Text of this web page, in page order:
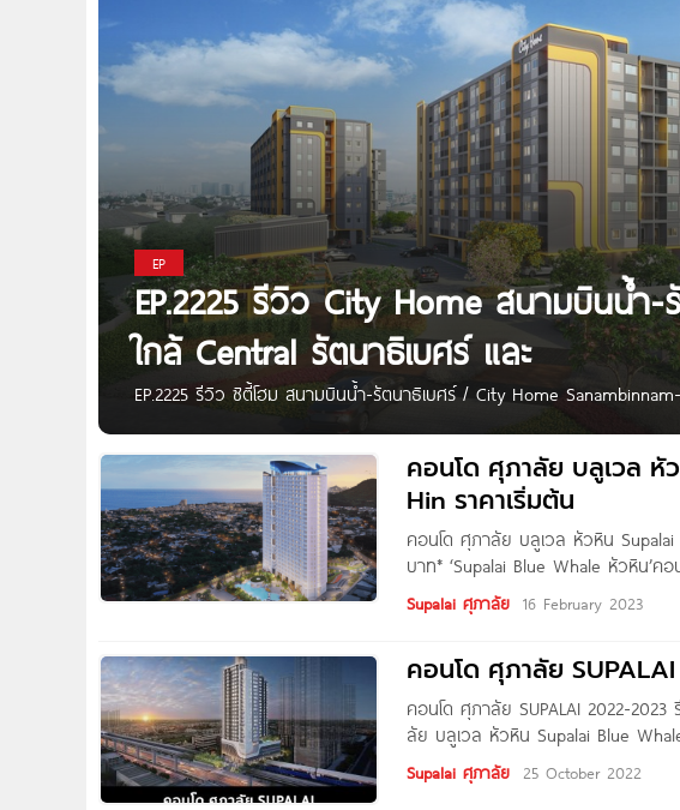
EP
EP.2225 รีวิว City Home สนามบินน้ำ-
ใกล้ Central รัตนาธิเบศร์ และ
EP.2225 รีวิว ซิตี้โฮม สนามบินน้ำ-รัตนาธิเบศร์ / City Home
รัตนาธิเบศร์ และ MRT แยกนนทบุรี 1 เริ่ม 1.09 ลบ.* UPDATE 2024!! สร้างเส
https://www.condonayoo.com/city-home-sanambinnam-
คอนโด ศุภาลัย บลูเวล หั
Hin ราคาเริ่มต้น
คอนโด ศุภาลัย บลูเวล หัวหิน
บาท* ‘Supalai Blue Whale หัวหิน’คอ
หัวหิน-ห้วยมงคล 23 ต.หัวหิน อ.หัวหิน
สู่ใจกลางเมืองได้ภายใน 5 นาที* อีกทั้
Supalai ศุภาลัย 16 February 2023
คอนโด ศุภาลัย
คอนโด ศุภาลัย SUPALAI 2022-
ลัย บลูเวล หัวหิน Supalai Blue
Supalai Park Yaek Fai Chai Station
Supalai ศุภาลัย 25 October 2022